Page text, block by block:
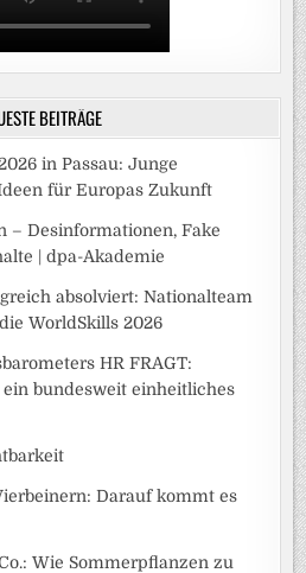
BEITRÄGE
in Passau: Junge
für Europas Zukunft
– Desinformationen, Fake
| dpa-Akademie
absolviert: Nationalteam
WorldSkills 2026
HR FRAGT:
bundesweit einheitliches
Darauf kommt es
Wie Sommerpflanzen zu